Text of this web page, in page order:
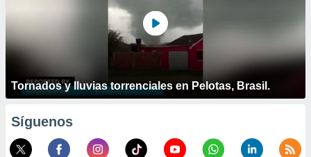
Tornados y lluvias torrenciales en Pelotas, Brasil.
Síguenos